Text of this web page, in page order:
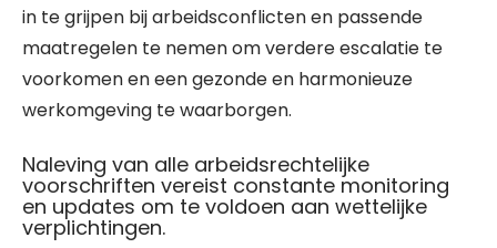
in te grijpen bij arbeidsconflicten en passende
maatregelen te nemen om verdere escalatie te
voorkomen en een gezonde en harmonieuze
werkomgeving te waarborgen.
Naleving van alle arbeidsrechtelijke
voorschriften vereist constante monitoring
en updates om te voldoen aan wettelijke
verplichtingen.